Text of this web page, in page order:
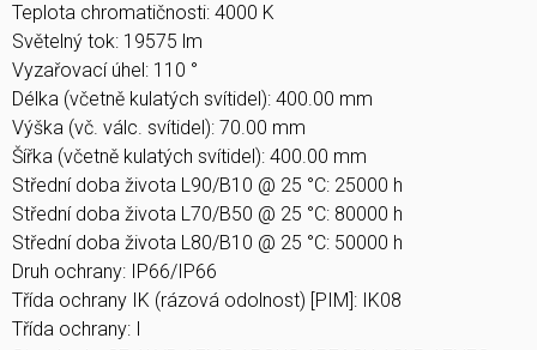
Teplota chromatičnosti: 4000 K
Světelný tok: 19575 lm
Vyzařovací úhel: 110 °
Délka (včetně kulatých svítidel): 400.00 mm
Výška (vč. válc. svítidel): 70.00 mm
Šířka (včetně kulatých svítidel): 400.00 mm
Střední doba života L90/B10 @ 25 °C: 25000 h
Střední doba života L70/B50 @ 25 °C: 80000 h
Střední doba života L80/B10 @ 25 °C: 50000 h
Druh ochrany: IP66/IP66
Třída ochrany IK (rázová odolnost) [PIM]: IK08
Třída ochrany: I